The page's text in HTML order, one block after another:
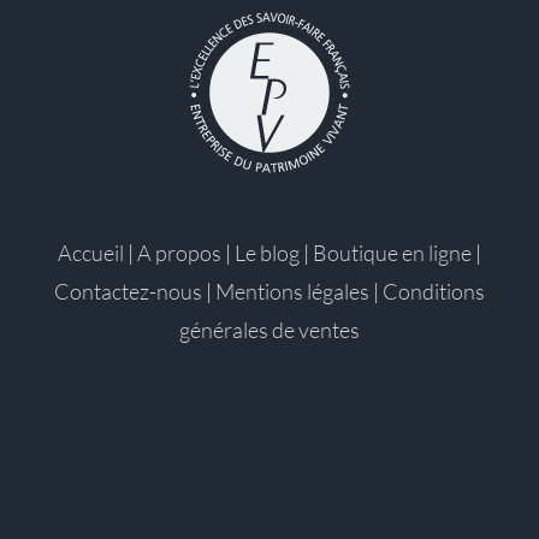
Accueil | A propos | Le blog | Boutique en ligne |
Contactez-nous | Mentions légales | Conditions
générales de ventes